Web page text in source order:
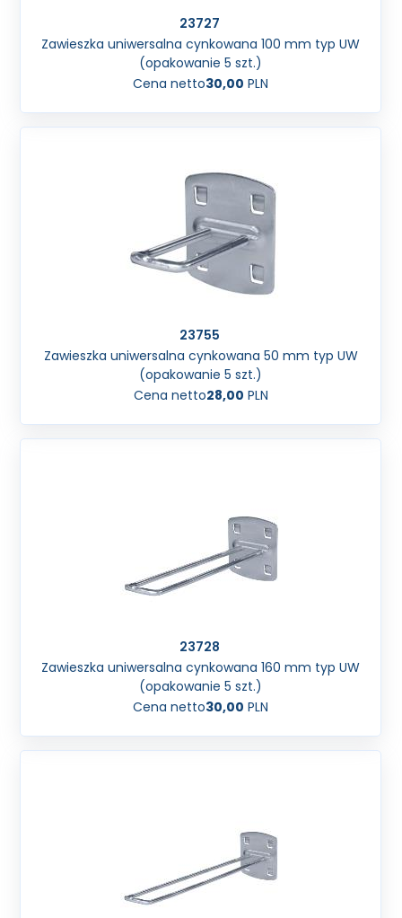
23727
Zawieszka uniwersalna cynkowana 100 mm typ UW
(opakowanie 5 szt.)
Cena netto30,00 PLN
23755
Zawieszka uniwersalna cynkowana 50 mm typ UW
(opakowanie 5 szt.)
Cena netto28,00 PLN
23728
Zawieszka uniwersalna cynkowana 160 mm typ UW
(opakowanie 5 szt.)
Cena netto30,00 PLN